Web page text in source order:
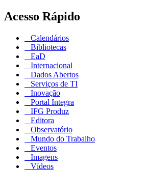
Acesso Rápido
Calendários
Bibliotecas
EaD
Internacional
Dados Abertos
Serviços de TI
Inovação
Portal Integra
IFG Produz
Editora
Observatório
Mundo do Trabalho
Eventos
Imagens
Vídeos